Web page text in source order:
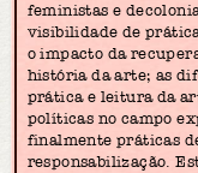
feministas e
visibilidade de
o impacto da
história da arte; as
prática e leitura da
políticas no campo
finalmente práticas
responsabilização.